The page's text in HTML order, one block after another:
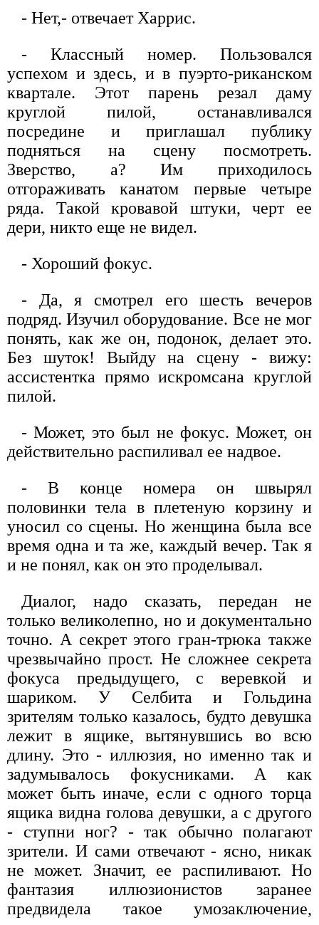
- Нет,- отвечает Харрис.
- Классный номер. Пользовался
успехом и здесь, и в пуэрто-риканском
квартале. Этот парень резал даму
круглой пилой, останавливался
посредине и приглашал публику
подняться на сцену посмотреть.
Зверство, а? Им приходилось
отгораживать канатом первые четыре
ряда. Такой кровавой штуки, черт ее
дери, никто еще не видел.
- Хороший фокус.
- Да, я смотрел его шесть вечеров
подряд. Изучил оборудование. Все не мог
понять, как же он, подонок, делает это.
Без шуток! Выйду на сцену - вижу:
ассистентка прямо искромсана круглой
пилой.
- Может, это был не фокус. Может, он
действительно распиливал ее надвое.
- В конце номера он швырял
половинки тела в плетеную корзину и
уносил со сцены. Но женщина была все
время одна и та же, каждый вечер. Так я
и не понял, как он это проделывал.
Диалог, надо сказать, передан не
только великолепно, но и документально
точно. А секрет этого гран-трюка также
чрезвычайно прост. Не сложнее секрета
фокуса предыдущего, с веревкой и
шариком. У Селбита и Гольдина
зрителям только казалось, будто девушка
лежит в ящике, вытянувшись во всю
длину. Это - иллюзия, но именно так и
задумывалось фокусниками. А как
может быть иначе, если с одного торца
ящика видна голова девушки, а с другого
- ступни ног? - так обычно полагают
зрители. И сами отвечают - ясно, никак
не может. Значит, ее распиливают. Но
фантазия иллюзионистов заранее
предвидела такое умозаключение,